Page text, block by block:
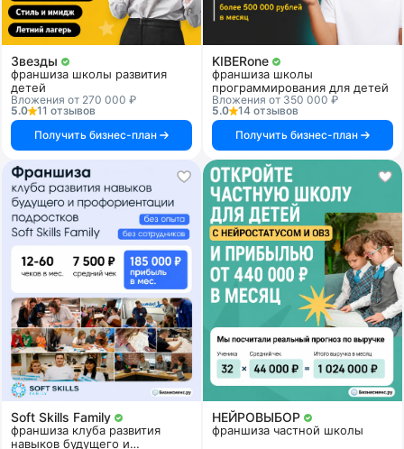
Звезды
франшиза школы развития
детей
Вложения от 270 000 ₽
5.0
11 отзывов
Получить бизнес-план
KIBERone
франшиза школы
программирования для детей
Вложения от 350 000 ₽
5.0
14 отзывов
Получить бизнес-план
Soft Skills Family
франшиза клуба развития
навыков будущего и
НЕЙРОВЫБОР
франшиза частной школы